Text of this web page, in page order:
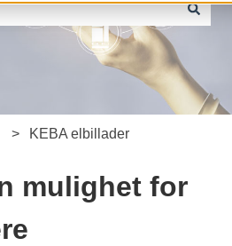
fordi søkefeltet er tomt.
KEBA elbillader
mulighet for